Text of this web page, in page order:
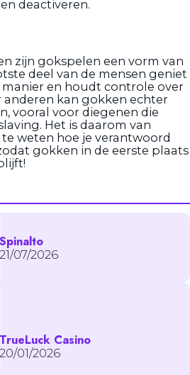
deactiveren.
zijn gokspelen een vorm van
deel van de mensen geniet
en houdt controle over
anderen kan gokken echter
vooral voor diegenen die
Het is daarom van
weten hoe je verantwoord
gokken in de eerste plaats
Spinalto
21/07/2026
TrueLuck Casino
20/01/2026